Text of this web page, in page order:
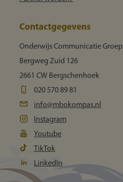
Contactgegevens
Onderwijs Communicatie Groep
Bergweg Zuid 126
2661 CW Bergschenhoek
020 570 89 81
info@mbokompas.nl
Instagram
Youtube
TikTok
LinkedIn